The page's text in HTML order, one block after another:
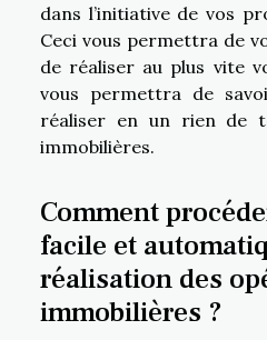
dans l’initiative de vos
Ceci vous permettra de
de réaliser au plus vite
vous permettra de
réaliser en un rien de
immobilières.
Comment
facile et
réalisation des
immobilières ?